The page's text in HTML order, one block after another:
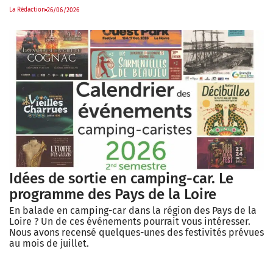
La Rédaction 26/06/2026
Idées de sortie en camping-car. Le
programme des Pays de la Loire
En balade en camping-car dans la région des Pays de la
Loire ? Un de ces événements pourrait vous intéresser.
Nous avons recensé quelques-unes des festivités prévues
au mois de juillet.